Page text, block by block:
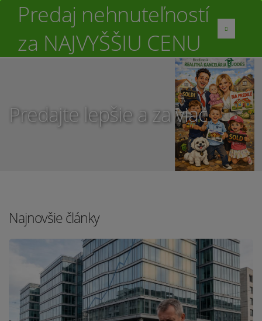
Predaj nehnuteľností
za NAJVYŠŠIU CENU
Predajte lepšie a za viac
Najnovšie články